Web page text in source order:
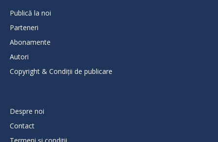
Publică la noi
Parteneri
Abonamente
Autori
Copyright & Condiții de publicare
Despre noi
Contact
Termeni și condiții